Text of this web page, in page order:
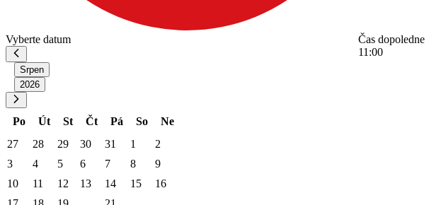
Vyberte datum
Srpen
2026
Po Út St Čt Pá So
Ne
27
28 29 30 31 1
2
3
4 5 6 7 8
9
10
11 12 13 14 15
16
Čas dopoledne
11:00